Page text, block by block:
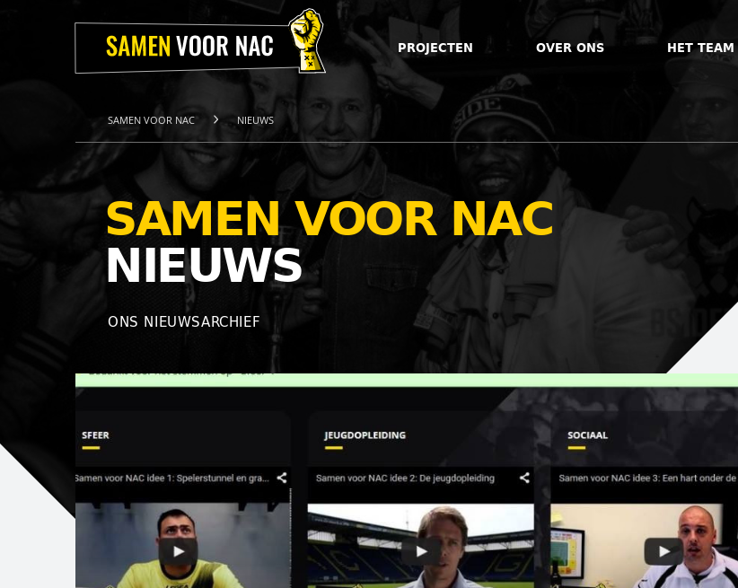
PROJECTEN OVER ONS HET TEAM
SAMEN VOOR NAC NIEUWS
SAMEN VOOR NAC
NIEUWS
ONS NIEUWSARCHIEF